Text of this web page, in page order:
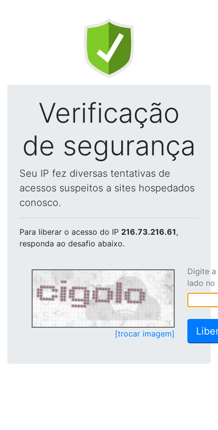
Verificação
de segurança
Seu IP fez diversas tentativas de
acessos suspeitos a sites hospedados
conosco.
Para liberar o acesso do IP 216.73.216.61,
responda ao desafio abaixo.
[trocar imagem]
Digite
lado no